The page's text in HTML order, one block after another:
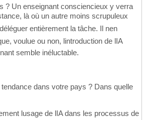
? Un enseignant consciencieux y verra
là où un autre moins scrupuleux
entièrement la tâche. Il nen
voulue ou non, lintroduction de lIA
semble inéluctable.
dans votre pays ? Dans quelle
lusage de lIA dans les processus de